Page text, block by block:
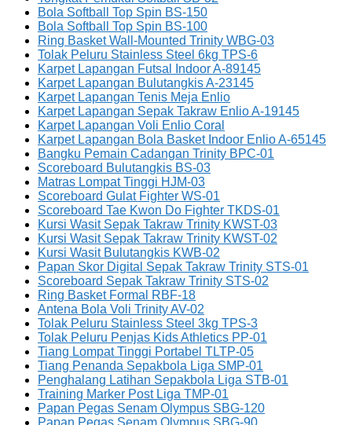
Bola Softball Top Spin BS-150
Bola Softball Top Spin BS-100
Ring Basket Wall-Mounted Trinity WBG-03
Tolak Peluru Stainless Steel 6kg TPS-6
Karpet Lapangan Futsal Indoor A-89145
Karpet Lapangan Bulutangkis A-23145
Karpet Lapangan Tenis Meja Enlio
Karpet Lapangan Sepak Takraw Enlio A-19145
Karpet Lapangan Voli Enlio Coral
Karpet Lapangan Bola Basket Indoor Enlio A-65145
Bangku Pemain Cadangan Trinity BPC-01
Scoreboard Bulutangkis BS-03
Matras Lompat Tinggi HJM-03
Scoreboard Gulat Fighter WS-01
Scoreboard Tae Kwon Do Fighter TKDS-01
Kursi Wasit Sepak Takraw Trinity KWST-03
Kursi Wasit Sepak Takraw Trinity KWST-02
Kursi Wasit Bulutangkis KWB-02
Papan Skor Digital Sepak Takraw Trinity STS-01
Scoreboard Sepak Takraw Trinity STS-02
Ring Basket Formal RBF-18
Antena Bola Voli Trinity AV-02
Tolak Peluru Stainless Steel 3kg TPS-3
Tolak Peluru Penjas Kids Athletics PP-01
Tiang Lompat Tinggi Portabel TLTP-05
Tiang Penanda Sepakbola Liga SMP-01
Penghalang Latihan Sepakbola Liga STB-01
Training Marker Post Liga TMP-01
Papan Pegas Senam Olympus SBG-120